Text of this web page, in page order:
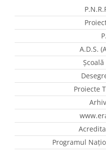
A.D.S.
Proiecte
Programul